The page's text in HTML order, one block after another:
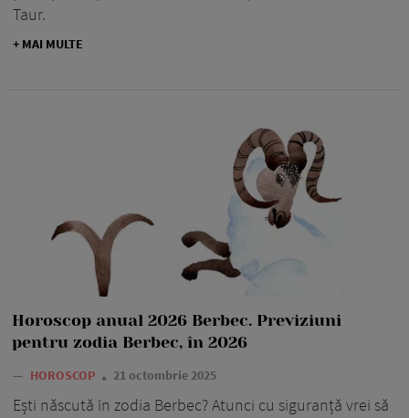
Taur.
+ MAI MULTE
Horoscop anual 2026 Berbec. Previziuni
pentru zodia Berbec, în 2026
— HOROSCOP 21 octombrie 2025
Ești născută în zodia Berbec? Atunci cu siguranță vrei să